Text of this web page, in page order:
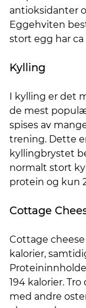
antioksidanter
Eggehviten
stort egg har
Kylling
I kylling er det
de mest
spises av
trening. Dette
kyllingbrystet
normalt stort
protein og kun
Cottage
Cottage
kalorier,
194 kalorier.
med andre